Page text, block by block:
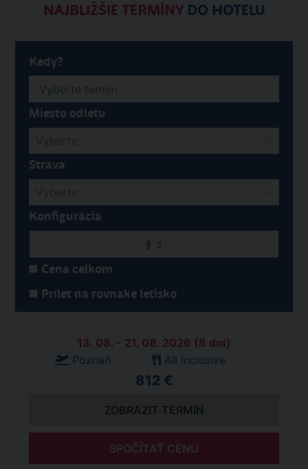
NAJBLIŽŠIE TERMÍNYDO HOTELU
Kedy?
Miesto odletu
Strava
Konfigurácia
Cena celkom
Prílet na rovnake letisko
13. 08. - 21. 08. 2026 (8 dní)
Poznaň
All Inclusive
812 €
ZOBRAZIT TERMÍN
SPOČÍTAŤ CENU